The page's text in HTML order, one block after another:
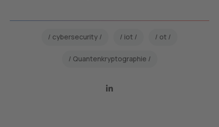
cybersecurity iot ot
Quantenkryptographie